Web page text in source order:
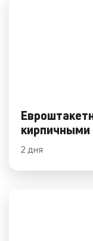
кирпичными
2 дня